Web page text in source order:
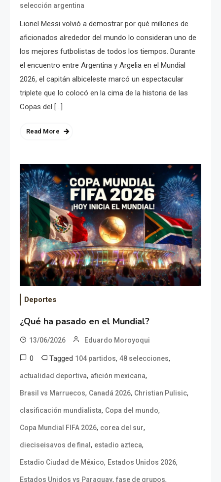
selección argentina
Lionel Messi volvió a demostrar por qué millones de
aficionados alrededor del mundo lo consideran uno de
los mejores futbolistas de todos los tiempos. Durante
el encuentro entre Argentina y Argelia en el Mundial
2026, el capitán albiceleste marcó un espectacular
triplete que lo colocó en la cima de la historia de las
Copas del […]
Read More
Deportes
¿Qué ha pasado en el Mundial?
13/06/2026 Eduardo Moroyoqui
0 Tagged 104 partidos, 48 selecciones,
actualidad deportiva, afición mexicana,
Brasil vs Marruecos, Canadá 2026, Christian Pulisic,
clasificación mundialista, Copa del mundo,
Copa Mundial FIFA 2026, corea del sur,
dieciseisavos de final , estadio azteca,
Estadio Ciudad de México, Estados Unidos 2026,
Estados Unidos vs Paraguay, fase de grupos,